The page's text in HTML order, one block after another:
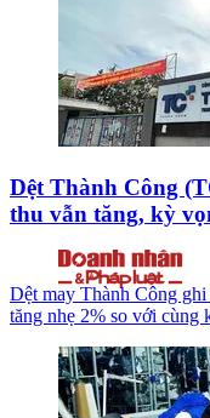
Dệt Thành Công
thu vẫn tăng, kỳ
Dệt may Thành Công
tăng nhẹ 2% so với cùng